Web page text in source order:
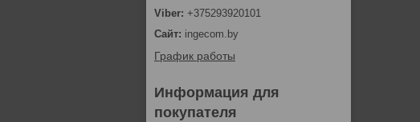
+375293920101
ingecom.by
График работы
Информация для
покупателя